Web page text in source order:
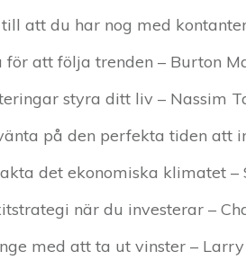
att du har nog med
för att följa trenden – Burton
styra ditt liv – Nassim
på den perfekta tiden att
det ekonomiska klimatet –
när du investerar –
med att ta ut vinster –